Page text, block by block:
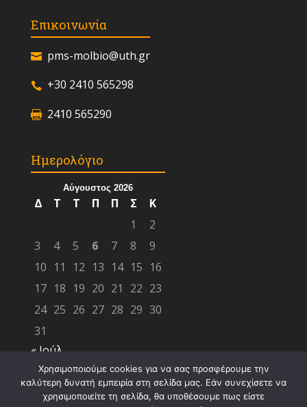
Επικοινωνία
pms-molbio@uth.gr
+30 2410 565298
2410 565290
Ημερολόγιο
Αύγουστος 2026
Δ Τ Τ Π Π Σ
Κ
1
2
3
4 5 6 7 8
9
10 11 12 13 14 15 16
17 18 19 20 21 22 23
24 25 26 27 28 29 30
31
« Ιούλ
Χρησιμοποιούμε cookies για να σας προσφέρουμε την
καλύτερη δυνατή εμπειρία στη σελίδα μας. Εάν συνεχίσετε να
χρησιμοποιείτε τη σελίδα, θα υποθέσουμε πως είστε